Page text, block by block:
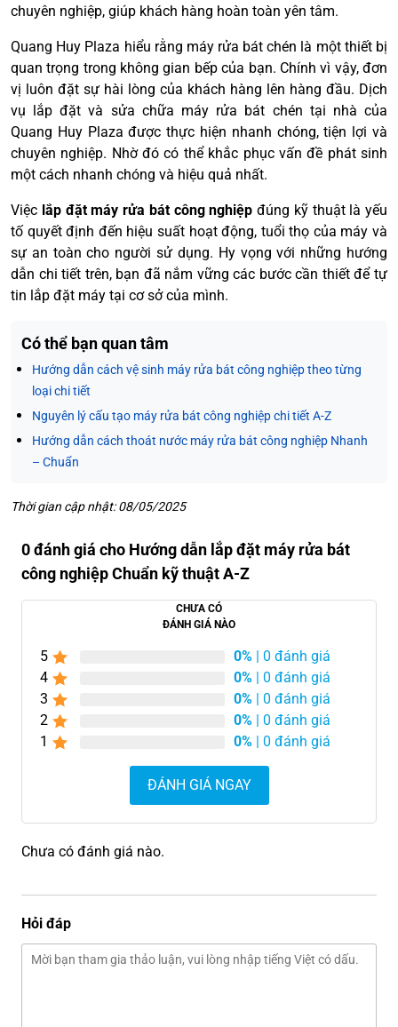
chuyên nghiệp, giúp khách hàng hoàn toàn yên tâm.
Quang Huy Plaza hiểu rằng máy rửa bát chén là một thiết bị
quan trọng trong không gian bếp của bạn. Chính vì vậy, đơn
vị luôn đặt sự hài lòng của khách hàng lên hàng đầu. Dịch
vụ lắp đặt và sửa chữa máy rửa bát chén tại nhà của
Quang Huy Plaza được thực hiện nhanh chóng, tiện lợi và
chuyên nghiệp. Nhờ đó có thể khắc phục vấn đề phát sinh
một cách nhanh chóng và hiệu quả nhất.
Việc lắp đặt máy rửa bát công nghiệp đúng kỹ thuật là yếu
tố quyết định đến hiệu suất hoạt động, tuổi thọ của máy và
sự an toàn cho người sử dụng. Hy vọng với những hướng
dẫn chi tiết trên, bạn đã nắm vững các bước cần thiết để tự
tin lắp đặt máy tại cơ sở của mình.
Có thể bạn quan tâm
Hướng dẫn cách vệ sinh máy rửa bát công nghiệp theo từng
loại chi tiết
Nguyên lý cấu tạo máy rửa bát công nghiệp chi tiết A-Z
Hướng dẫn cách thoát nước máy rửa bát công nghiệp Nhanh
– Chuẩn
Thời gian cập nhật: 08/05/2025
0 đánh giá cho Hướng dẫn lắp đặt máy rửa bát
công nghiệp Chuẩn kỹ thuật A-Z
CHƯA CÓ
ĐÁNH GIÁ NÀO
5 0% | 0 đánh giá
4
0% | 0 đánh giá
3
0% | 0 đánh giá
2
0% | 0 đánh giá
1
0% | 0 đánh giá
ĐÁNH GIÁ NGAY
Chưa có đánh giá nào.
Hỏi đáp